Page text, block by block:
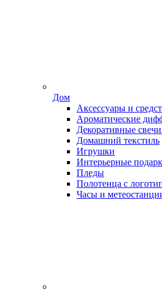
Дом
Аксессуары и
Ароматические
Декоративные
Домашний текстиль
Игрушки
Интерьерные
Пледы
Полотенца с
Часы и